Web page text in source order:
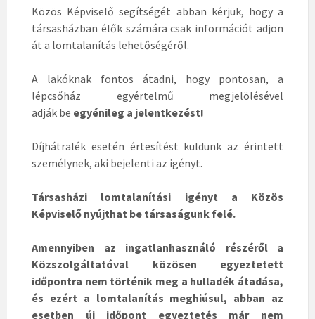
Közös Képviselő segítségét abban kérjük, hogy a
társasházban élők számára csak információt adjon
át a lomtalanítás lehetőségéről.
A lakóknak fontos átadni, hogy pontosan, a
lépcsőház egyértelmű megjelölésével
adják be egyénileg a jelentkezést!
Díjhátralék esetén értesítést küldünk az érintett
személynek, aki bejelenti az igényt.
Társasházi lomtalanítási igényt a Közös
Képviselő nyújthat be társaságunk felé.
Amennyiben az ingatlanhasználó részéről a
Közszolgáltatóval közösen egyeztetett
időpontra nem történik meg a hulladék átadása,
és ezért a lomtalanítás meghiúsul, abban az
esetben új időpont egyeztetés már nem